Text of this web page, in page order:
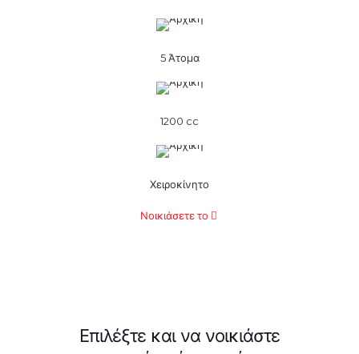
5 Άτομα
1200 cc
Χειροκίνητο
Νοικιάσετε το
Επιλέξτε και να νοικιάστε